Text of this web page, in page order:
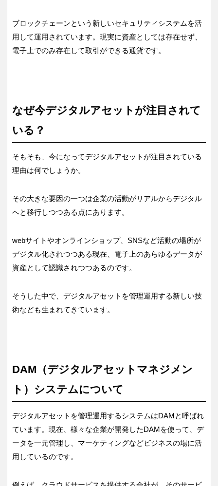
ブロックチェーンという新しいセキュリティシステムを活
用して運用されています。現実に資産としては存在せず、
電子上でのみ存在して取引ができる通貨です。
なぜ今デジタルアセットが注目されて
いる？
そもそも、今になってデジタルアセットが注目されている
理由は何でしょうか。
その大きな要因の一つは企業の活動がリアルからデジタル
へと移行しつつある点にあります。
webサイトやオンラインショップ、SNSなど活動の場所が
デジタル化されつつある現在、電子上のあらゆるデータが
資産として認識されつつあるのです。
そうした中で、デジタルアセットを管理運用する新しい技
術なども生まれてきています。
DAM（デジタルアセットマネジメン
ト）システムについて
デジタルアセットを管理運用するシステムはDAMと呼ばれ
ています。現在、様々な企業が開発したDAMを使って、デ
ータを一元管理し、マーケティングなどビジネスの場に活
用しているのです。